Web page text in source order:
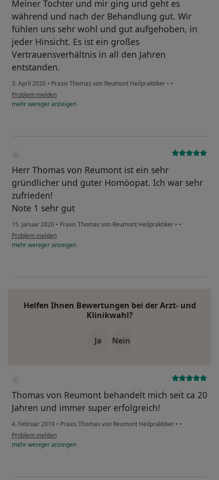
Meiner Tochter und mir ging und geht es
während und nach der Behandlung gut. Wir
fühlen uns sehr wohl und gut aufgehoben, in
jeder Hinsicht. Es ist ein großes
Vertrauensverhältnis in all den Jahren
entstanden.
3. April 2020 • Praxis Thomas von Reumont Heilpraktiker • •
Problem melden
mehrwenigeranzeigen
Herr Thomas von Reumont ist ein sehr
gründlicher und guter Homöopat. Ich war sehr
zufrieden!
Note 1 sehr gut
15. Januar 2020 • Praxis Thomas von Reumont Heilpraktiker • •
Problem melden
mehrwenigeranzeigen
Helfen Ihnen Bewertungen bei der Arzt- und
Klinikwahl?
Ja Nein
Thomas von Reumont behandelt mich seit ca 20
Jahren und immer super erfolgreich!
4. Februar 2019 • Praxis Thomas von Reumont Heilpraktiker • •
Problem melden
mehrwenigeranzeigen